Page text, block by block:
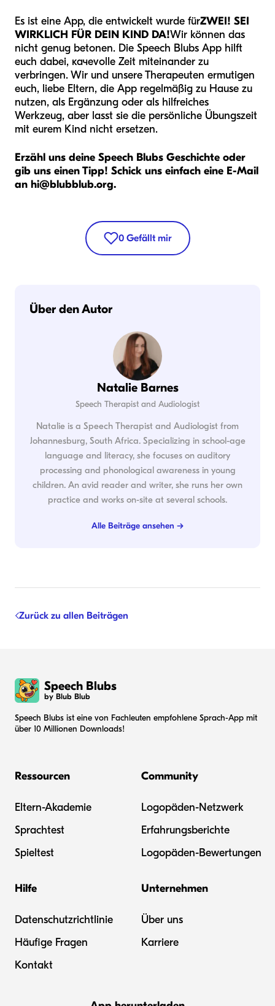
Es ist eine App, die entwickelt wurde fürZWEI! SEI
WIRKLICH FÜR DEIN KIND DA!Wir können das
nicht genug betonen. Die Speech Blubs App hilft
euch dabei, качеvolle Zeit miteinander zu
verbringen. Wir und unsere Therapeuten ermutigen
euch, liebe Eltern, die App regelmäßig zu Hause zu
nutzen, als Ergänzung oder als hilfreiches
Werkzeug, aber lasst sie die persönliche Übungszeit
mit eurem Kind nicht ersetzen.
Erzähl uns deine Speech Blubs Geschichte oder
gib uns einen Tipp! Schick uns einfach eine E-Mail
an hi@blubblub.org.
0 Gefällt mir
Über den Autor
Natalie Barnes
Speech Therapist and Audiologist
Natalie is a Speech Therapist and Audiologist from
Johannesburg, South Africa. Specializing in school-age
language and literacy, she focuses on auditory
processing and phonological awareness in young
children. An avid reader and writer, she runs her own
practice and works on-site at several schools.
Alle Beiträge ansehen →
Zurück zu allen Beiträgen
Speech Blubs
by Blub Blub
Speech Blubs ist eine von Fachleuten empfohlene Sprach-App mit
über 10 Millionen Downloads!
Ressourcen
Eltern-Akademie
Sprachtest
Spieltest
Community
Logopäden-Netzwerk
Erfahrungsberichte
Logopäden-Bewertungen
Hilfe
Datenschutzrichtlinie
Häufige Fragen
Kontakt
Unternehmen
Über uns
Karriere